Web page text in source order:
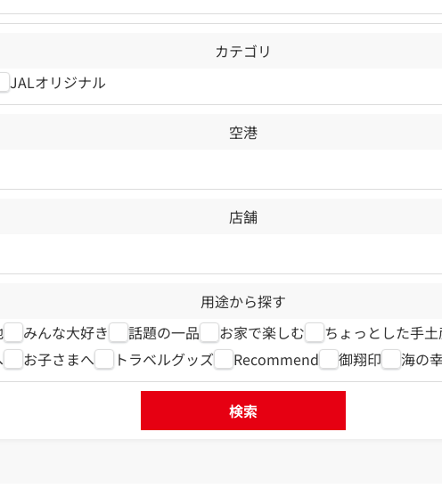
カテゴリ
JALオリジナル
空港
店舗
用途から探す
みんな大好き 話題の一品 お家で楽しむ ちょっとした手
お子さまへ トラベルグッズ Recommend 御翔印 海の
検索